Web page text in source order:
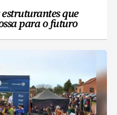
estruturantes que
para o futuro